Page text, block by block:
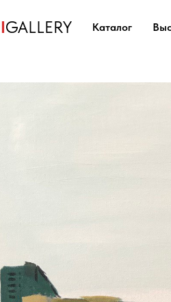
IGALLERY Каталог